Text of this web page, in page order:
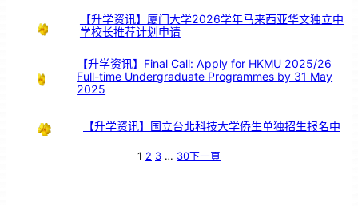
【升学资讯】厦门大学2026学年马来西亚华文独立中
学校长推荐计划申请
【升学资讯】Final Call: Apply for HKMU 2025/26
Full-time Undergraduate Programmes by 31 May
2025
【升学资讯】国立台北科技大学侨生单独招生报名中
1 2 3 … 30下一頁